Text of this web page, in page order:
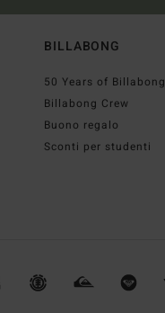
BILLABONG
50 Years of Billabong
Billabong Crew
Buono regalo
Sconti per studenti